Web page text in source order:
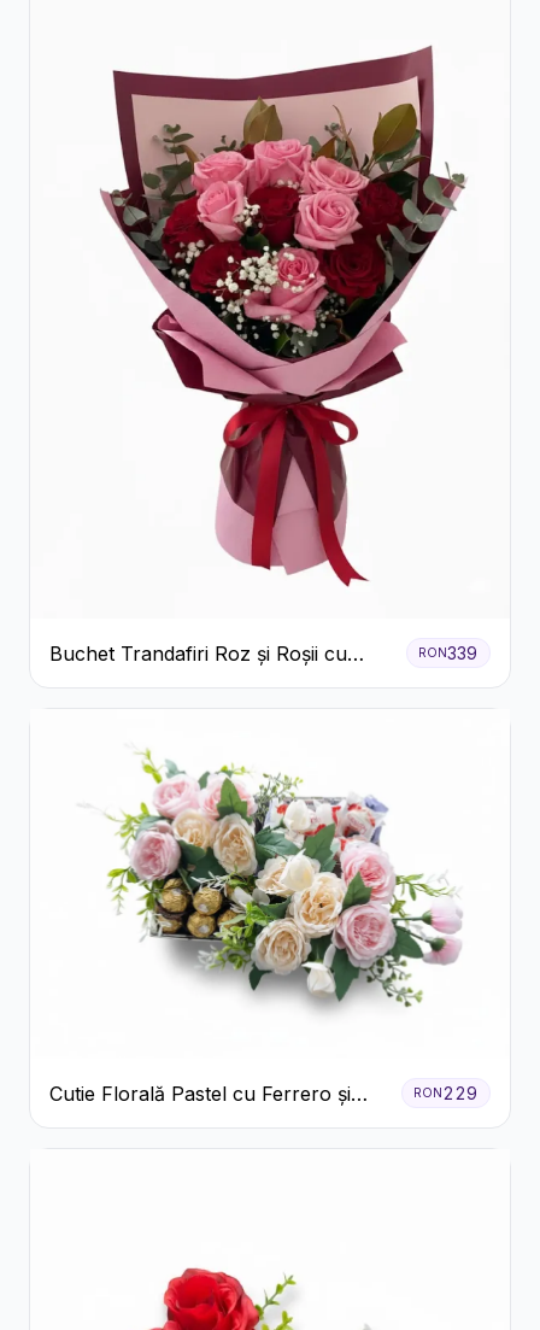
Buchet Trandafiri Roz și Roșii cu
Eucalipt și Gypsophila
RON339
Cutie Florală Pastel cu Ferrero și
Raffaello
RON 229